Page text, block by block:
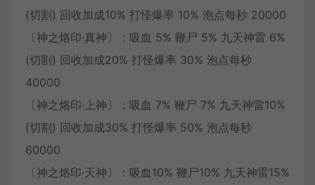
(切割) 回收加成10% 打怪爆率 10% 泡点每秒 20000
〔神之烙印·真神〕：吸血 5% 鞭尸 5% 九天神雷 6%
(切割) 回收加成20% 打怪爆率 30% 泡点每秒
40000
〔神之烙印·上神〕：吸血 7% 鞭尸 7% 九天神雷10%
(切割) 回收加成30% 打怪爆率 50% 泡点每秒
60000
〔神之烙印·天神〕：吸血10% 鞭尸10% 九天神雷15%